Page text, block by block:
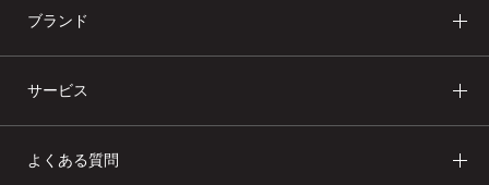
あしたの美肌 | 美容情報を発信・キレイをサポートするWebメデ
ブランド
サービス
よくある質問